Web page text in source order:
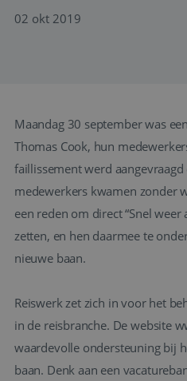
02 okt 2019
Maandag 30 september was
Thomas Cook, hun
faillissement werd
medewerkers kwamen zonder
een reden om direct“Snel weer
zetten, en hen daarmee te
nieuwe baan.
Reiswerk zet zich in voor het
in de reisbranche. De website
waardevolle ondersteuning bij
baan. Denk aan een